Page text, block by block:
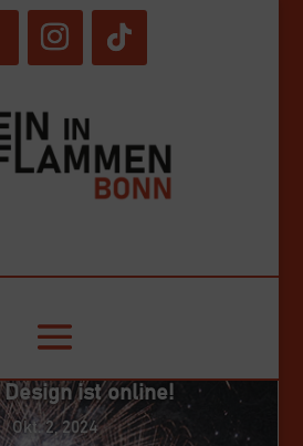
Design ist online!
Okt. 2, 2024